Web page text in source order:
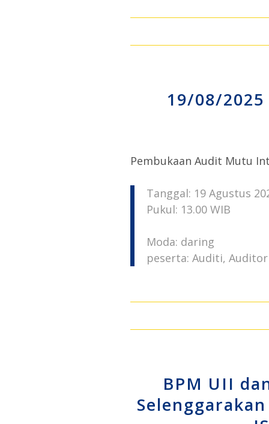
19/08/
Pembukaan Audit Mutu
Tanggal: 19 Agustus
Pukul: 13.00 WIB
Moda: daring
peserta: Auditi,
BPM UII